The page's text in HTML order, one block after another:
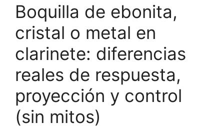
Boquilla de ebonita,
cristal o metal en
clarinete: diferencias
reales de respuesta,
proyección y control
(sin mitos)